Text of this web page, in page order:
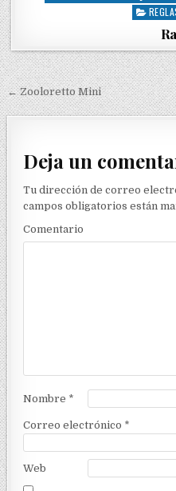
e
d
i
n
N
← Zooloretto Mini
Deja un
Tu dirección de correo
campos obligatorios están
Comentario
Nombre *
Correo electrónico *
Web